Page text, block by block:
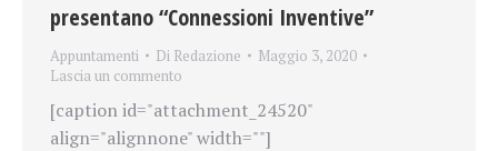
presentano “Connessioni Inventive”
Appuntamenti Di Redazione
Maggio 3, 2020
Lascia un commento
[caption id="attachment_24520"
align="alignnone" width=""]